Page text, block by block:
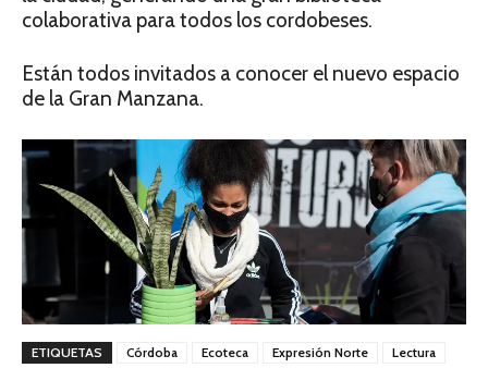
colaborativa para todos los cordobeses.
Están todos invitados a conocer el nuevo espacio
de la Gran Manzana.
ETIQUETAS Córdoba Ecoteca Expresión Norte
Lectura